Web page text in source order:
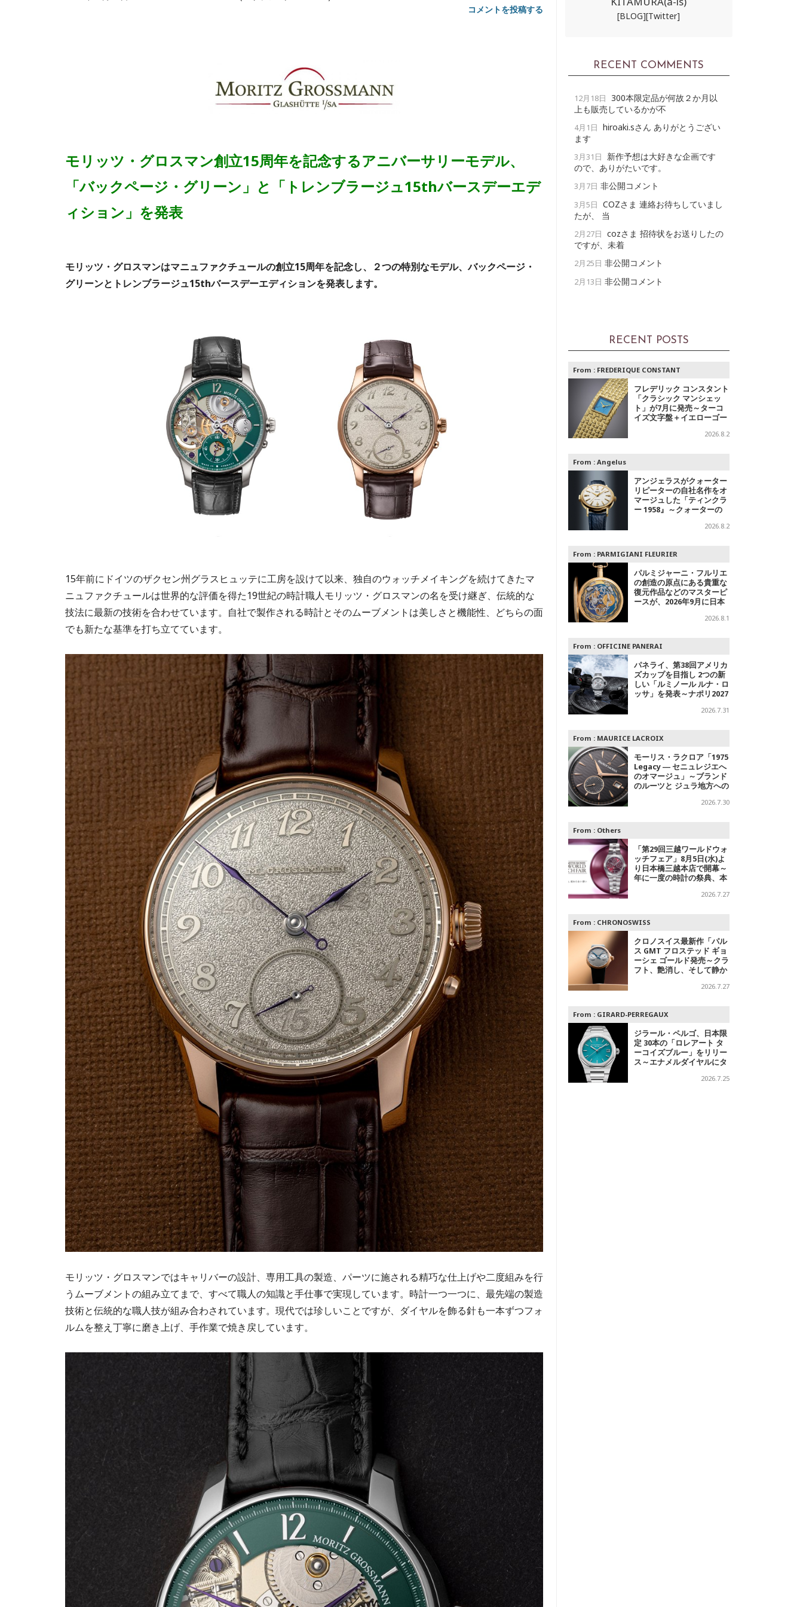
コメントを投稿する
モリッツ・グロスマン創立15周年を記念するアニバーサリーモデル、
「バックページ・グリーン」と「トレンブラージュ15thバースデーエデ
ィション」を発表
モリッツ・グロスマンはマニュファクチュールの創立15周年を記念し、２つの特別なモデル、バックページ・
グリーンとトレンブラージュ15thバースデーエディションを発表します。
15年前にドイツのザクセン州グラスヒュッテに工房を設けて以来、独自のウォッチメイキングを続けてきたマ
ニュファクチュールは世界的な評価を得た19世紀の時計職人モリッツ・グロスマンの名を受け継ぎ、伝統的な
技法に最新の技術を合わせています。自社で製作される時計とそのムーブメントは美しさと機能性、どちらの面
でも新たな基準を打ち立てています。
モリッツ・グロスマンではキャリバーの設計、専用工具の製造、パーツに施される精巧な仕上げや二度組みを行
うムーブメントの組み立てまで、すべて職人の知識と手仕事で実現しています。時計一つ一つに、最先端の製造
技術と伝統的な職人技が組み合わされています。現代では珍しいことですが、ダイヤルを飾る針も一本ずつフォ
ルムを整え丁寧に磨き上げ、手作業で焼き戻しています。
[BLOG][Twitter]
RECENT COMMENTS
12月18日 300本限定品が何故２か月以
上も販売しているかが不
4月1日 hiroaki.sさん ありがとうござい
ます
3月31日
新作予想は大好きな企画です
ので、ありがたいです。
3月7日 非公開コメント
3月5日 COZさま 連絡お待ちしていまし
たが、 当
2月27日 cozさま 招待状をお送りしたの
ですが、未着
2月25日 非公開コメント
2月13日 非公開コメント
RECENT POSTS
From : FREDERIQUE CONSTANT
フレデリック コンスタント
「クラシック マンシェッ
ト」が7月に発売～ターコ
イズ文字盤＋イエローゴー
字盤＋スチールの2モデル
2026.8.2
From : Angelus
アンジェラスがクォーター
リピーターの自社名作をオ
マージュした「ティンクラ
ー 1958』～クォーターの
2026.8.2
From : PARMIGIANI FLEURIER
パルミジャーニ・フルリエ
の創造の原点にある貴重な
復元作品などのマスターピ
ースが、2026年9月に日本
2026.8.1
From : OFFICINE PANERAI
パネライ、第38回アメリカ
ズカップを目指し 2つの新
しい「ルミノール ルナ・ロ
ッサ」を発表～ナポリ2027
2026.7.31
From : MAURICE LACROIX
モーリス・ラクロア「1975
Legacy ― セニュレジエへ
のオマージュ」～ブランド
のルーツと ジュラ地方への
2026.7.30
From : Others
「第29回三越ワールドウォ
ッチフェア」8月5日(水)よ
り日本橋三越本店で開幕～
年に一度の時計の祭典、本
ャルエキシビジョンも2026.7.27
From : CHRONOSWISS
クロノスイス最新作「パル
ス GMT フロステッド ギョ
ーシェ ゴールド発売～クラ
フト、艶消し、そして静か
2026.7.27
From : GIRARD-PERREGAUX
ジラール・ペルゴ、日本限
定 30本の「ロレアート タ
ーコイズブルー」をリリー
ス～エナメルダイヤルにタ
2026.7.25